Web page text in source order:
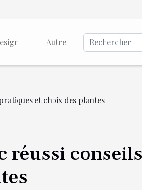
Autre
et choix des plantes
réussi conseils